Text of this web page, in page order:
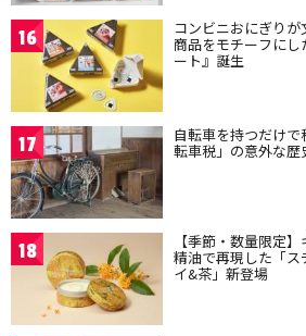
16 コンビニおにぎり
商品をモチーフに
ート』誕生
17 自転車を持つだけ
転車税」の意外な
18 【季節・数量限定
精油で再現した「
イ&茶」新登場